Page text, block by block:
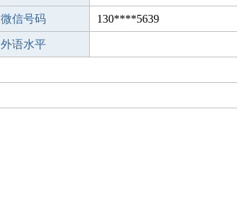
微信号码 130****5639
外语水平